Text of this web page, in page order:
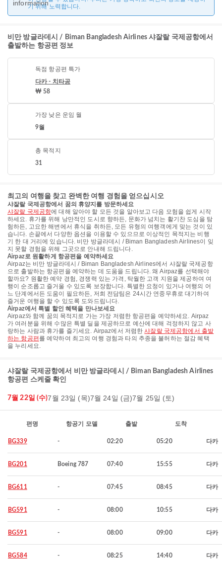
기 위해 노력합니다.
비만 방글라데시 / Biman Bangladesh Airlines 샤잘랄 국제공항에서
출발하는 항공편 정보
독점 항공편 특가
다카 - 치타공
₩ 58
가장 낮은 운임 월
9월
총 목적지
31
최고의 여행을 찾고 완벽한 여행 경험을 얻으십시오
샤잘랄 국제공항에서 꿈의 휴양지를 방문하세요
샤잘랄 국제공항에 대해 알아야 할 모든 것을 알아보고 다음 모험을 쉽게 시작
하세요. 휴가를 위해 낭만적인 도시로 향하든, 문화가 넘치는 활기찬 도심을 탐
험하든, 고요한 해변에서 휴식을 취하든, 모든 유형의 여행객에게 맞는 것이 있
습니다. 손끝에서 다양한 옵션을 이용할 수 있으므로 이상적인 목적지는 비행
기 한 대 거리에 있습니다. 비만 방글라데시 / Biman Bangladesh Airlines이 잊
지 못할 경험을 위해 그곳으로 안내해 드립니다.
Airpaz로 원활하게 항공편을 예약하세요
Airpaz는 비만 방글라데시 / Biman Bangladesh Airlines에서 샤잘랄 국제공항
으로 출발하는 항공편을 예약하는 데 도움을 드립니다. 왜 Airpaz를 선택해야
할까요? 원활한 예약 경험, 경쟁력 있는 가격, 탁월한 고객 지원을 제공하여 여
행이 순조롭고 즐거울 수 있도록 보장합니다. 특별한 요청이 있거나 여행의 어
느 단계에서든 도움이 필요하든, 저희 전담팀은 24시간 연중무휴로 대기하여
즐거운 여행을 할 수 있도록 도와드립니다.
Airpaz에서 특별 할인 혜택을 만나보세요
Airpaz와 함께 꿈의 목적지로 가는 가장 저렴한 항공편을 예약하세요. Airpaz
가 여러분을 위해 수많은 특별 딜을 제공하므로 예산에 대해 걱정하지 않고 사
랑하는 사람과 휴가를 즐기세요. Airpaz에서 저렴한샤잘랄 국제공항에서 출발
하는 항공편 를 예약하여 최고의 여행 경험과 타의 추종을 불허하는 절감 혜택
을 누리세요.
샤잘랄 국제공항에서 비만 방글라데시 / Biman Bangladesh Airlines
항공편 스케줄 확인
7월 22일 (수)7월 23일 (목)7월 24일 (금)7월 25일 (토)
편명 항공기 모델 출발 도착
BG339 - 02:20 05:20 다카
BG201 Boeing 787 07:40 15:55 다카
BG611 - 07:45 08:45 다카
BG591 - 08:00 10:55 다카
BG591 - 08:00 09:00 다카
BG584 - 08:25 14:40 다카